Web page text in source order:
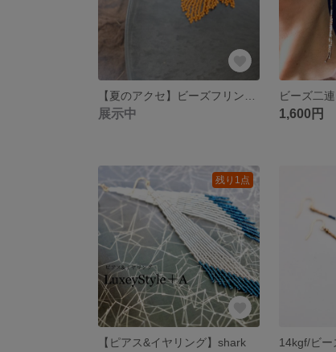
展示中
ビーズ二
1,600円
残り1点
【ピアス&イヤリング】shark